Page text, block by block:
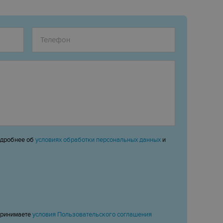
об условиях обработки персональных данных и
условия Пользовательского соглашения